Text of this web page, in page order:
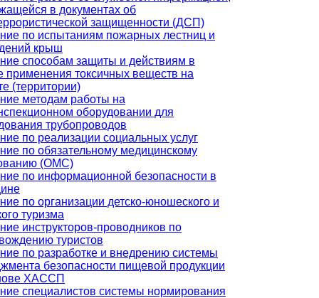
в документах об
защищенности (ДСП)
по испытаниям пожарных лестниц и
крыш
способам защиты и действиям в
применения токсичных веществ на
(территории)
методам работы на
оборудовании для
трубопроводов
по реализации социальных услуг
по обязательному медицинскому
(ОМС)
по информационной безопасности в
по организации детско-юношеского и
туризма
инструкторов-проводников по
туристов
по разработке и внедрению системы
безопасности пищевой продукции
ХАССП
специалистов системы нормирования